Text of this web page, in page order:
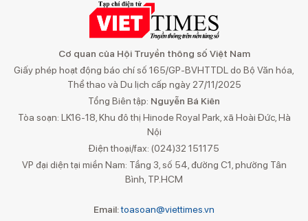
Cơ quan của Hội Truyền thông số Việt Nam
Giấy phép hoạt động báo chí số 165/GP-BVHTTDL do Bộ Văn hóa,
Thể thao và Du lịch cấp ngày 27/11/2025
Tổng Biên tập: Nguyễn Bá Kiên
Tòa soạn: LK16-18, Khu đô thị Hinode Royal Park, xã Hoài Đức, Hà
Nội
Điện thoại/fax: (024)32 151175
VP đại diện tại miền Nam: Tầng 3, số 54, đường C1, phường Tân
Bình, TP.HCM
Email:toasoan@viettimes.vn